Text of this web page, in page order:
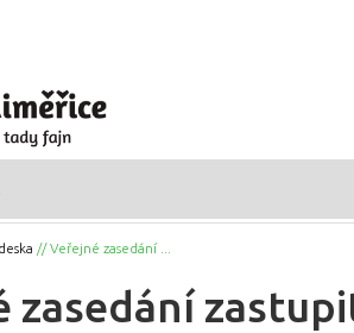
// Veřejné zasedání ...
zasedání